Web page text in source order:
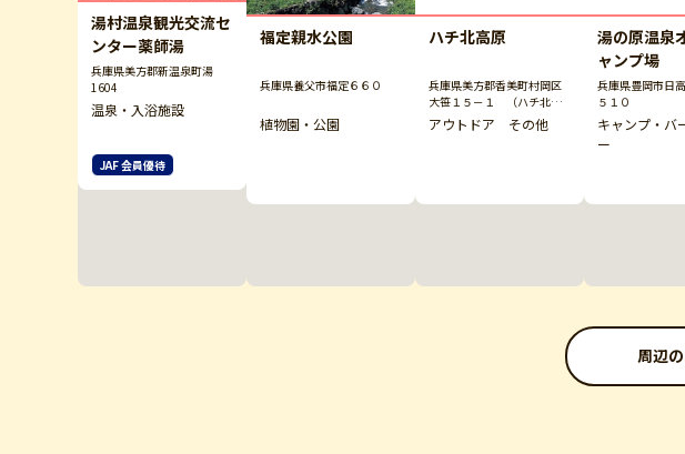
湯村温泉観光交流セ
ンター薬師湯
兵庫県美方郡新温泉町湯
1604
温泉・入浴施設
JAF 会員優待
福定親水公園
兵庫県養父市福定６６０
植物園・公園
ハチ北高原
兵庫県美方郡香美町村岡区
大笹１５－１ （ハチ北観
光協会）
アウトドア その他
湯の原温泉
ャンプ場
兵庫県豊岡市日
５１０
キャンプ・バ
ー
周辺